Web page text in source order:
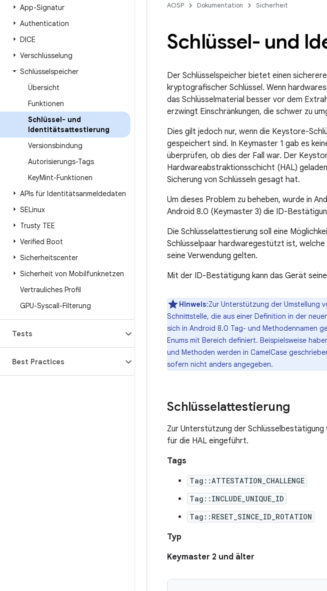
App-Signatur
Authentication
DICE
Verschlüsselung
Schlüsselspeicher
Übersicht
Funktionen
Schlüssel- und
Identitätsattestierung
Versionsbindung
Autorisierungs-Tags
KeyMint-Funktionen
APIs für Identitätsanmeldedaten
SELinux
Trusty TEE
Verified Boot
Sicherheitscenter
Sicherheit von Mobilfunknetzen
Vertrauliches Profil
GPU-Syscall-Filterung
Tests
Best Practices
AOSP Dokumentation Sicherheit
Schlüssel- und
Der Schlüsselspeicher bietet einen
kryptografischer Schlüssel. Wenn
das Schlüsselmaterial besser vor dem
erzwingt Einschränkungen, die schwer zu
Dies gilt jedoch nur, wenn die Keystore-
gespeichert sind. In Keymaster 1 gab es
überprüfen, ob dies der Fall war. Der
Hardwareabstraktionsschicht (HAL)
Sicherung von Schlüsseln gesagt hat.
Um dieses Problem zu beheben, wurde in
Android 8.0 (Keymaster 3) die ID-
Die Schlüsselattestierung soll eine
Schlüsselpaar hardwaregestützt ist, welche
seine Verwendung gelten.
Mit der ID-Bestätigung kann das Gerät
Hinweis:Zur Unterstützung der Umstellung
Schnittstelle, die aus einer Definition in der
sich in Android 8.0 Tag- und Methodennamen
Enums mit Bereich definiert. Beispielsweise
und Methoden werden in CamelCase
sofern nicht anders angegeben.
Schlüsselattestierung
Zur Unterstützung der Schlüsselbestätigung
für die HAL eingeführt.
Tags
Tag::ATTESTATION_CHALLENGE
Tag::INCLUDE_UNIQUE_ID
Tag::RESET_SINCE_ID_ROTATION
Typ
Keymaster 2 und älter